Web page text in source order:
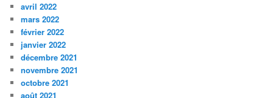
avril 2022
mars 2022
février 2022
janvier 2022
décembre 2021
novembre 2021
octobre 2021
août 2021